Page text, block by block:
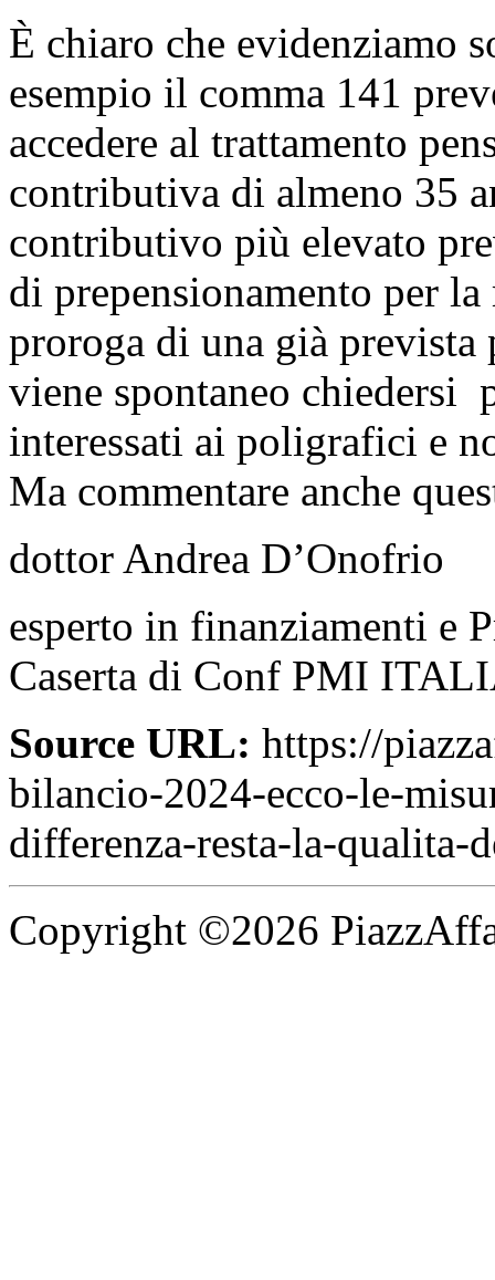
È chiaro che evidenziamo
esempio il comma 141
accedere al trattamento
contributiva di almeno 35
contributivo più elevato
di prepensionamento per
proroga di una già
viene spontaneo chiedersi
interessati ai poligrafici e
Ma commentare anche
dottor Andrea D’Onofrio
esperto in finanziamenti e
Caserta di Conf PMI
Source URL: https://
bilancio-2024-ecco-le-
differenza-resta-la-qualita-
Copyright ©2026